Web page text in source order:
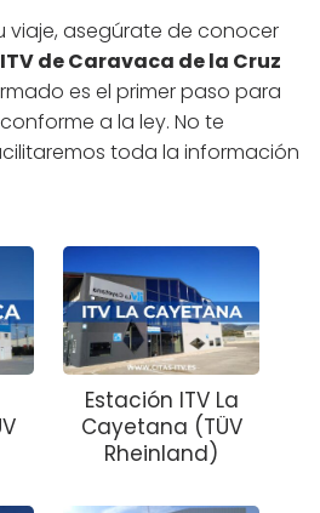
viaje, asegúrate de conocer
ITV de Caravaca de la Cruz
es el primer paso para
a la ley. No te
toda la información
Estación ITV La
Cayetana (TÜV
Rheinland)